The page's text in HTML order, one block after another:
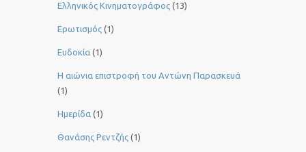
Ελληνικός Κινηματογράφος (13)
Ερωτισμός (1)
Ευδοκία (1)
Η αιώνια επιστροφή του Αντώνη Παρασκευά
(1)
Ημερίδα (1)
Θανάσης Ρεντζής (1)